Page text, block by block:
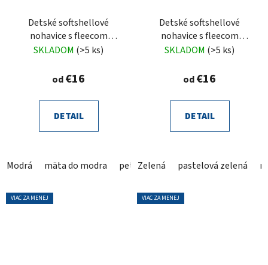
Detské softshellové
nohavice s fleecom
tmavomodré
SKLADOM (>5 ks)
od€16
DETAIL
Modrá mäta do modra petrolej smaragd tyrkys aqua
Detské softshellové
nohavice s fleecom
tmavozelené
SKLADOM (>5 ks)
od€16
DETAIL
Zelená pastelová zelená
VIAC ZA MENEJ VIAC ZA MENEJ